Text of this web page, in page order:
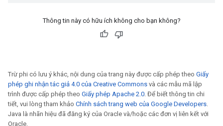
Thông tin này có hữu ích không cho bạn không?
Trừ phi có lưu ý khác, nội dung của trang này được cấp phép theo Giấy
phép ghi nhận tác giả 4.0 của Creative Commons và các mẫu mã lập
trình được cấp phép theo Giấy phép Apache 2.0. Để biết thông tin chi
tiết, vui lòng tham khảo Chính sách trang web của Google Developers.
Java là nhãn hiệu đã đăng ký của Oracle và/hoặc các đơn vị liên kết với
Oracle.